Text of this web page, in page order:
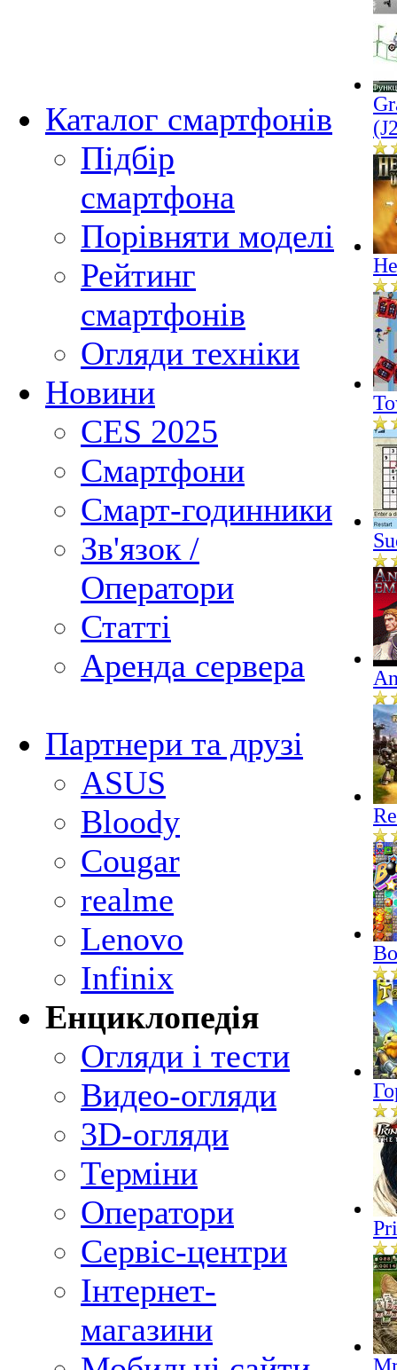
Каталог смартфонів
Підбір
смартфона
Порівняти моделі
Рейтинг
смартфонів
Огляди техніки
Новини
CES 2025
Смартфони
Смарт-годинники
Зв'язок /
Оператори
Статті
Аренда сервера
Партнери та друзі
ASUS
Bloody
Cougar
realme
Lenovo
Infinix
Енциклопедія
Огляди і тести
Видео-огляди
3D-огляди
Терміни
Оператори
Сервіс-центри
Інтернет-
магазини